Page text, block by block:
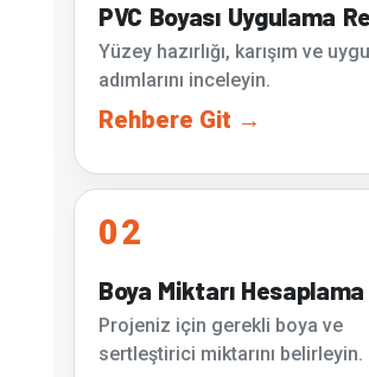
PVC Boyası Uygulama
Yüzey hazırlığı, karışım ve
adımlarını inceleyin.
Rehbere Git →
02
Boya Miktarı Hesaplama
Projeniz için gerekli boya ve
sertleştirici miktarını belirleyin.